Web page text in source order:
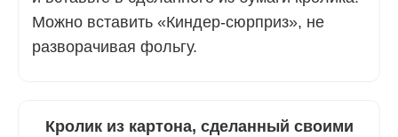
Можно вставить «Киндер-сюрприз», не
разворачивая фольгу.
Кролик из картона, сделанный своими